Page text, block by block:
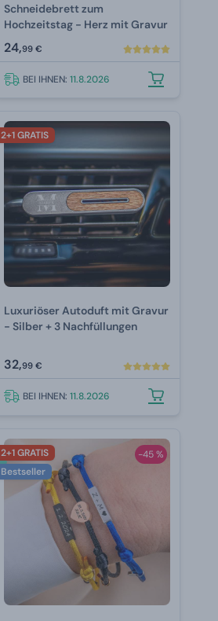
Schneidebrett zum
Hochzeitstag - Herz mit Gravur
24,99 €
BEI IHNEN:11.8.2026
2+1 GRATIS
Luxuriöser Autoduft mit Gravur
- Silber + 3 Nachfüllungen
32,99 €
BEI IHNEN:11.8.2026
-45 %
2+1 GRATIS
Bestseller